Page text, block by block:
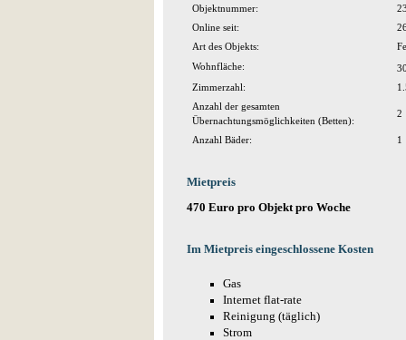
Objektnummer:
Online seit:
Art des Objekts:
Wohnfläche:
Zimmerzahl:
Anzahl der gesamten
Übernachtungsmöglichkeiten (Betten):
2
Anzahl Bäder: 1
Mietpreis
470 Euro pro Objekt pro Woche
Im Mietpreis eingeschlossene Kosten
Gas
Internet flat-rate
Reinigung (täglich)
Strom